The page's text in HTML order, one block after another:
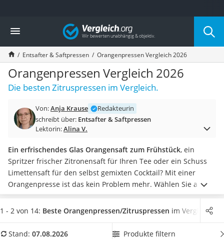
Die beliebtesten Vergleiche nach Kategorie
Haushalt
Wassersprudler
Zentralstaubsauger
Brotbackautomat
Wischroboter
Wäschespinne
Spülmaschinentabs
Akku-Staubsauger
AEG-Waschmaschine
Saug-Wisch-Roboter
Handstaubsauger
Milchaufschäumer
Kondenstrockner
Reiskocher
Tierhaarstaubsauger
Vergleich
Entsafter & Saftpressen Orangenpressen Vergleich 2026
Orangenpressen Vergleich 2026
Die besten Zitruspressen im Vergleich.
Von:Anja Krause
Redakteurin
schreibt über: Entsafter & Saftpressen
Lektorin:Alina V.
Ein erfrischendes Glas Orangensaft zum Frühstück, ein
Spritzer frischer Zitronensaft für Ihren Tee oder ein Schuss
Limettensaft für den selbst gemixten Cocktail? Mit einer
Orangenpresse ist das kein Problem mehr. Wählen Sie aus
unserer Vergleichstabelle ein Gerät mit regulierbarem
Fruchtfleischgehalt und integriertem Saftbehälter. Achten Sie
Reinigung auch auf Regulieren des Fruchtfleischanteils.
1 - 2 von 14: Beste Orangenpressen/Zitruspressen im Vergleich
Stand: 07.08.2026 Produkte filtern